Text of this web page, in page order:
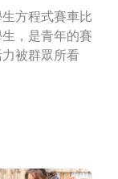
方程式賽車比
，是青年的賽
被群眾所看